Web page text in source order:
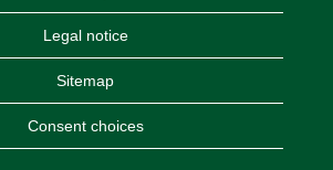
Legal notice
Sitemap
Consent choices